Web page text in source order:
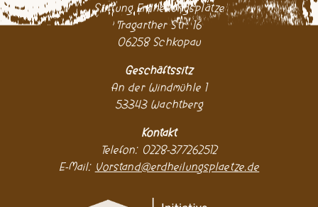
Stiftung Erdheilungsplätze
Tragarther Str. 16
06258 Schkopau
Geschäftssitz
An der Windmühle 1
53343 Wachtberg
Kontakt
Telefon: 0228-377262512
E-Mail: Vorstand@erdheilungsplaetze.de